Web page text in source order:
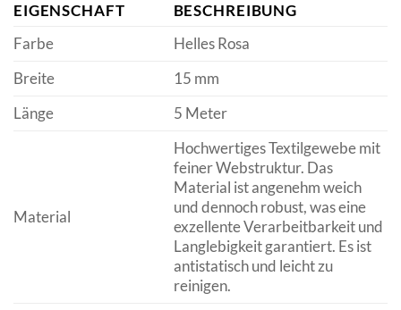
EIGENSCHAFT
BESCHREIBUNG
Farbe
Helles Rosa
Breite
15 mm
Länge
5 Meter
Material
Hochwertiges Textilgewebe mit
feiner Webstruktur. Das
Material ist angenehm weich
und dennoch robust, was eine
exzellente Verarbeitbarkeit und
Langlebigkeit garantiert. Es ist
antistatisch und leicht zu
reinigen.